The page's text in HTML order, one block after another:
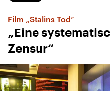
Film „Stalins Tod“
„Eine
Zensur“